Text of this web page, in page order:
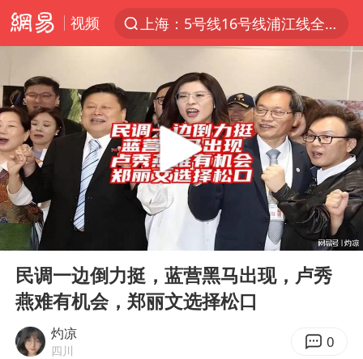
视频
上海：5号线16号线浦江线全线停运
上海有出现龙卷潜势
上海全域长途客运班次全部停运
今日15时起福州地铁高架区段停运
白海豚逼近浙闽沿海
1枚就能让航母瘫痪 轰-6J实力有多强
王艺迪2-4不敌张本美和止步4强
国足U17与阿森纳决赛取消 并列冠军
Play
00:00 16:17
民调一边倒力挺，蓝营黑马出现，卢秀
燕难有机会，郑丽文选择松口
灼凉
四川 0